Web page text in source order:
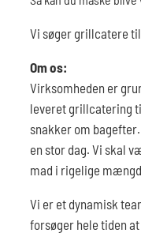
Vi søger grillcatere
Om os:
Virksomheden er
leveret grillcatering
snakker om
en stor dag. Vi skal
mad i rigelige
Vi er et dynamisk
forsøger hele tiden